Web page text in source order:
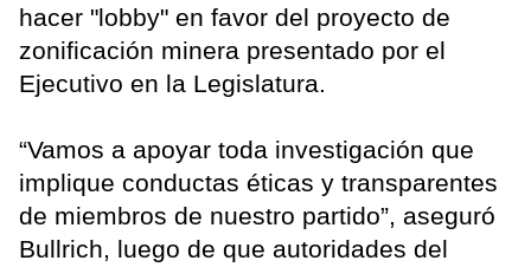
hacer "lobby" en favor del proyecto de
zonificación minera presentado por el
Ejecutivo en la Legislatura.
“Vamos a apoyar toda investigación que
implique conductas éticas y transparentes
de miembros de nuestro partido”, aseguró
Bullrich, luego de que autoridades del